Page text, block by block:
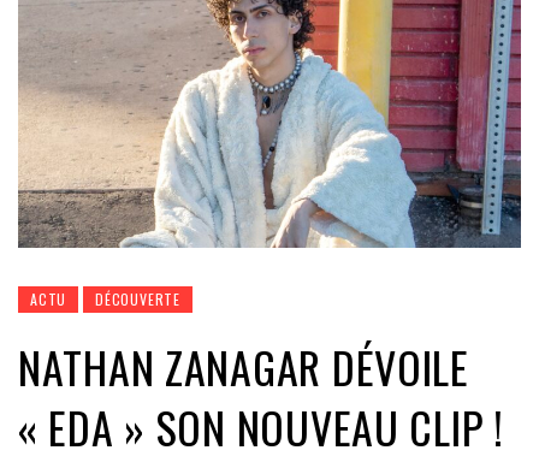
ACTU DÉCOUVERTE
NATHAN ZANAGAR DÉVOILE
« EDA » SON NOUVEAU CLIP !